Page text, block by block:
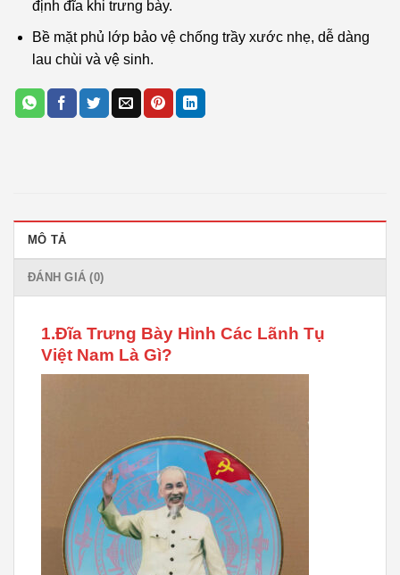
định đĩa khi trưng bày.
Bề mặt phủ lớp bảo vệ chống trầy xước nhẹ, dễ dàng
lau chùi và vệ sinh.
MÔ TẢ
ĐÁNH GIÁ (0)
1.Đĩa Trưng Bày Hình Các Lãnh Tụ
Việt Nam Là Gì?